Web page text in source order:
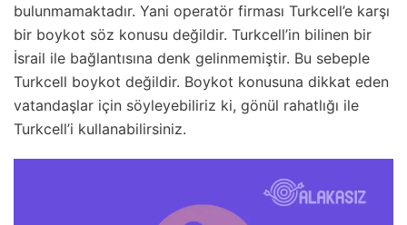
bulunmamaktadır. Yani operatör firması Turkcell’e karşı
bir boykot söz konusu değildir. Turkcell’in bilinen bir
İsrail ile bağlantısına denk gelinmemiştir. Bu sebeple
Turkcell boykot değildir. Boykot konusuna dikkat eden
vatandaşlar için söyleyebiliriz ki, gönül rahatlığı ile
Turkcell’i kullanabilirsiniz.